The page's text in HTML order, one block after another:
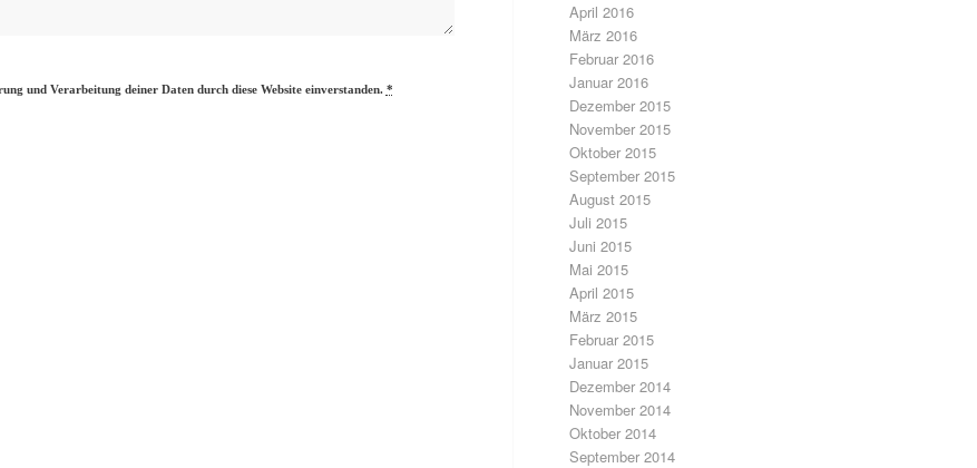
und Verarbeitung deiner Daten durch diese Website einverstanden. *
April 2016
März 2016
Februar 2016
Januar 2016
Dezember 2015
November 2015
Oktober 2015
September 2015
August 2015
Juli 2015
Juni 2015
Mai 2015
April 2015
März 2015
Februar 2015
Januar 2015
Dezember 2014
November 2014
Oktober 2014
September 2014